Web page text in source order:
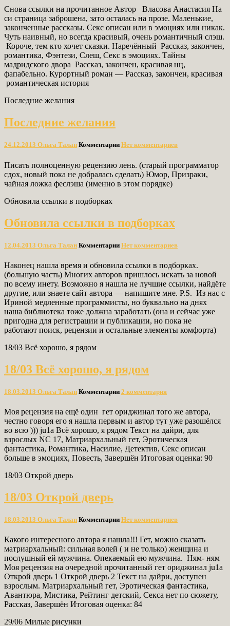
Снова ссылки на прочитанное Автор Власова Анастасия На
си страница заброшена, зато осталась на прозе. Маленькие,
законченные рассказы. Секс описан или в эмоциях или никак.
Чуть наивный, но всегда красивый, очень романтичный слэш.
Короче, тем кто хочет сказки. Наречённый Рассказ, закончен,
романтика, Фэнтези, Слеш, Секс в эмоциях. Тайны
мадридского двора Рассказ, закончен, красивая нц,
фапабельно. Курортный роман — Рассказ, закончен, красивая
романтическая история
Последние желания
Последние желания
24.12.2013 Ольга Талан Комментарии Нет комментариев
Писать полноценную рецензию лень. (старый программатор
сдох, новый пока не добралась сделать) Юмор, Призраки,
чайная ложка феслэша (именно в этом порядке)
Обновила ссылки в подборках
Обновила ссылки в подборках
12.04.2013 Ольга Талан Комментарии Нет комментариев
Наконец нашла время и обновила ссылки в подборках.
(большую часть) Многих авторов пришлось искать за новой
по всему инету. Возможно я нашла не лучшие ссылки, найдёте
другие, или знаете сайт автора — напишите мне. P.S. Из нас с
Ириной медленные программисты, но буквально на днях
наша библиотека тоже должна заработать (она и сейчас уже
пригодна для регистрации и публикации, но пока не
работают поиск, рецензии и остальные элементы комфорта)
18/03 Всё хорошо, я рядом
18/03 Всё хорошо, я рядом
18.03.2013 Ольга Талан Комментарии 2 комментария
Моя рецензия на ещё один гет ориджинал того же автора,
честно говоря его я нашла первым и автор тут уже разошёлся
во всю ))) ju1a Всё хорошо, я рядом Текст на дайри, для
взрослых NC 17, Матриархальный гет, Эротическая
фантастика, Романтика, Насилие, Детектив, Секс описан
больше в эмоциях, Повесть, Завершён Итоговая оценка: 90
18/03 Открой дверь
18/03 Открой дверь
18.03.2013 Ольга Талан Комментарии Нет комментариев
Какого интересного автора я нашла!!! Гет, можно сказать
матриархальный: сильная волей ( и не только) женщина и
послушный ей мужчина. Опекаемый ею мужчина. Ням- ням
Моя рецензия на очередной прочитанный гет ориджинал ju1a
Открой дверь 1 Открой дверь 2 Текст на дайри, доступен
взрослым. Матриархальный гет, Эротическая фантастика,
Авантюра, Мистика, Рейтинг детский, Секса нет по сюжету,
Рассказ, Завершён Итоговая оценка: 84
29/06 Милые рисунки